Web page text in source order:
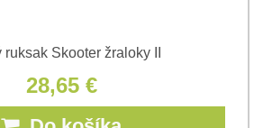
ruksak Skooter žraloky II
28,65 €